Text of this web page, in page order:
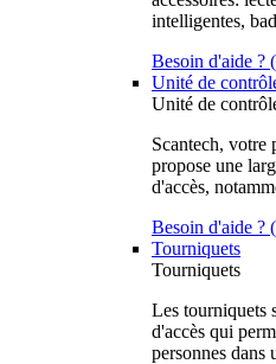
intelligentes,
Besoin d'aide ?
Unité de
Unité de
Scantech, votre
propose une
d'accès,
Besoin d'aide ?
Tourniquets
Tourniquets
Les tourniquets
d'accès qui
personnes dans